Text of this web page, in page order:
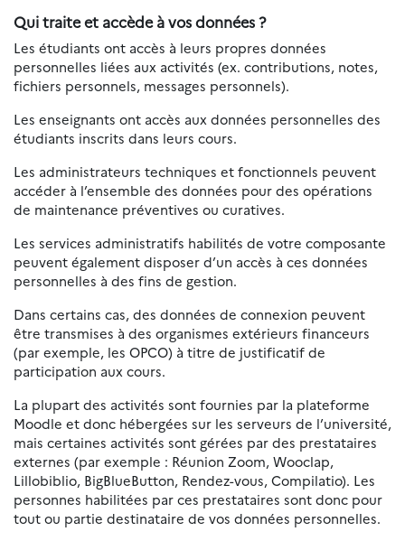
Qui traite et accède à vos données ?
Les étudiants ont accès à leurs propres données
personnelles liées aux activités (ex. contributions, notes,
fichiers personnels, messages personnels).
Les enseignants ont accès aux données personnelles des
étudiants inscrits dans leurs cours.
Les administrateurs techniques et fonctionnels peuvent
accéder à l’ensemble des données pour des opérations
de maintenance préventives ou curatives.
Les services administratifs habilités de votre composante
peuvent également disposer d’un accès à ces données
personnelles à des fins de gestion.
Dans certains cas, des données de connexion peuvent
être transmises à des organismes extérieurs financeurs
(par exemple, les OPCO) à titre de justificatif de
participation aux cours.
La plupart des activités sont fournies par la plateforme
Moodle et donc hébergées sur les serveurs de l’université,
mais certaines activités sont gérées par des prestataires
externes (par exemple : Réunion Zoom, Wooclap,
Lillobiblio, BigBlueButton, Rendez-vous, Compilatio). Les
personnes habilitées par ces prestataires sont donc pour
tout ou partie destinataire de vos données personnelles.